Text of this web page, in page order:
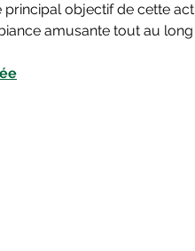
objectif de cette
amusante tout au